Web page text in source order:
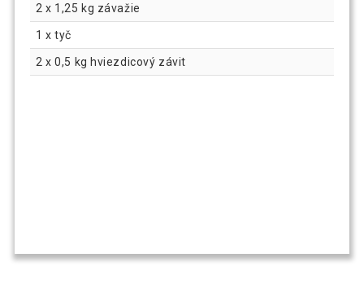
2 x 1,25 kg závažie
1 x tyč
2 x 0,5 kg hviezdicový závit